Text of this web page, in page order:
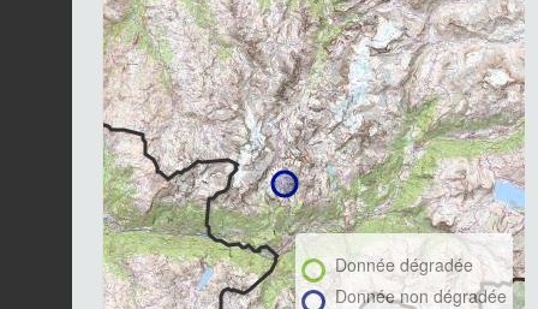
Donnée dégradée
Donnée non dégradée